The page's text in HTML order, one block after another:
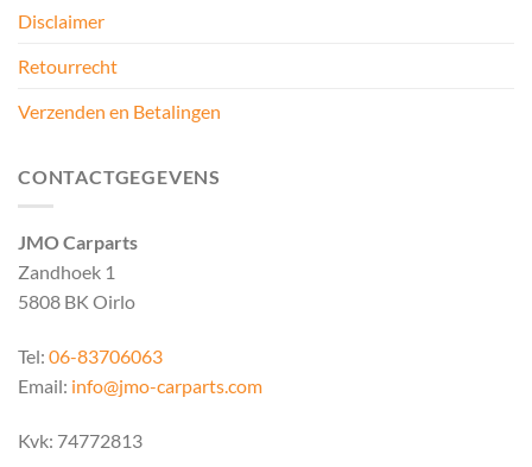
Disclaimer
Retourrecht
Verzenden en Betalingen
CONTACTGEGEVENS
JMO Carparts
Zandhoek 1
5808 BK Oirlo
Tel: 06-83706063
Email: info@jmo-carparts.com
Kvk: 74772813